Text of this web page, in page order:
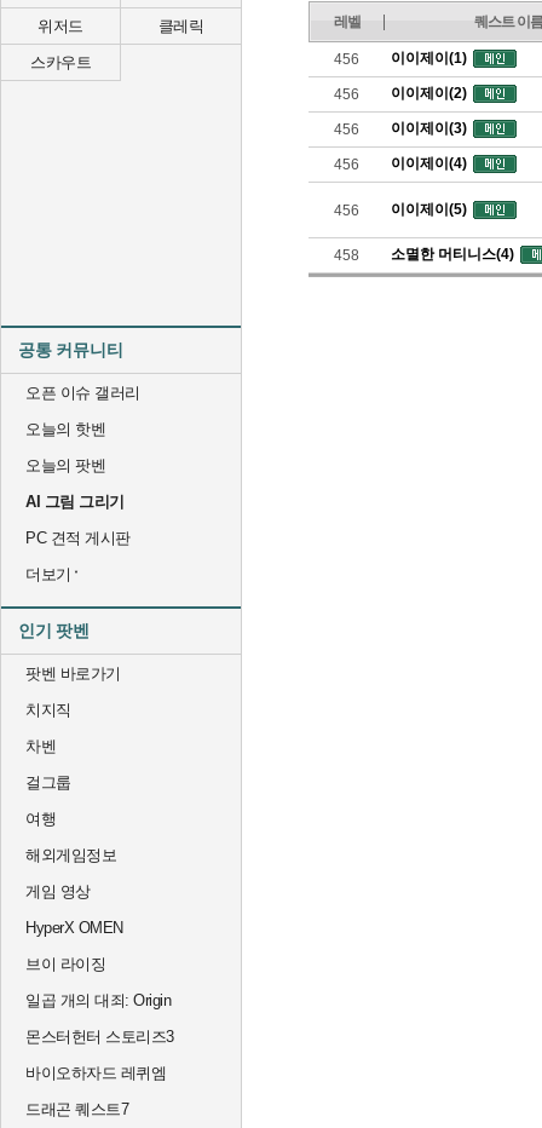
위저드
클레릭
스카우트
공통 커뮤니티
오픈 이슈 갤러리
오늘의 핫벤
오늘의 팟벤
AI 그림 그리기
PC 견적 게시판
더보기
인기 팟벤
팟벤 바로가기
치지직
차벤
걸그룹
여행
해외게임정보
게임 영상
HyperX OMEN
브이 라이징
일곱 개의 대죄: Origin
몬스터헌터 스토리즈3
바이오하자드 레퀴엠
드래곤 퀘스트7
레벨 퀘스트 이름
456 이이제이(1)
456 이이제이(2)
456 이이제이(3)
456 이이제이(4)
456 이이제이(5)
458 소멸한 머티니스(4)